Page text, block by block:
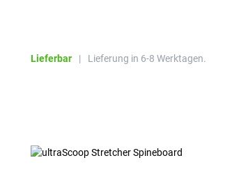
Lieferbar | Lieferung in 6-8 Werktagen.